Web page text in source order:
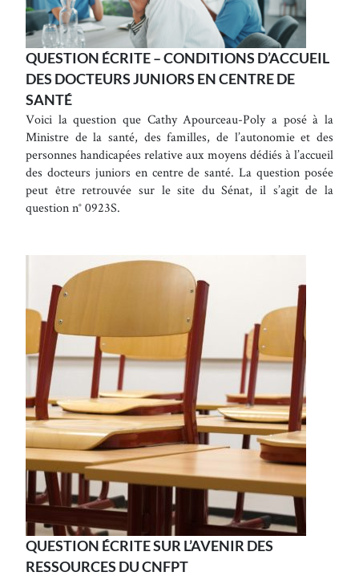
QUESTION ÉCRITE – CONDITIONS D’ACCUEIL
DES DOCTEURS JUNIORS EN CENTRE DE
SANTÉ
Voici la question que Cathy Apourceau-Poly a posé à la
Ministre de la santé, des familles, de l’autonomie et des
personnes handicapées relative aux moyens dédiés à l’accueil
des docteurs juniors en centre de santé. La question posée
peut être retrouvée sur le site du Sénat, il s’agit de la
question n° 0923S.
QUESTION ÉCRITE SUR L’AVENIR DES
RESSOURCES DU CNFPT